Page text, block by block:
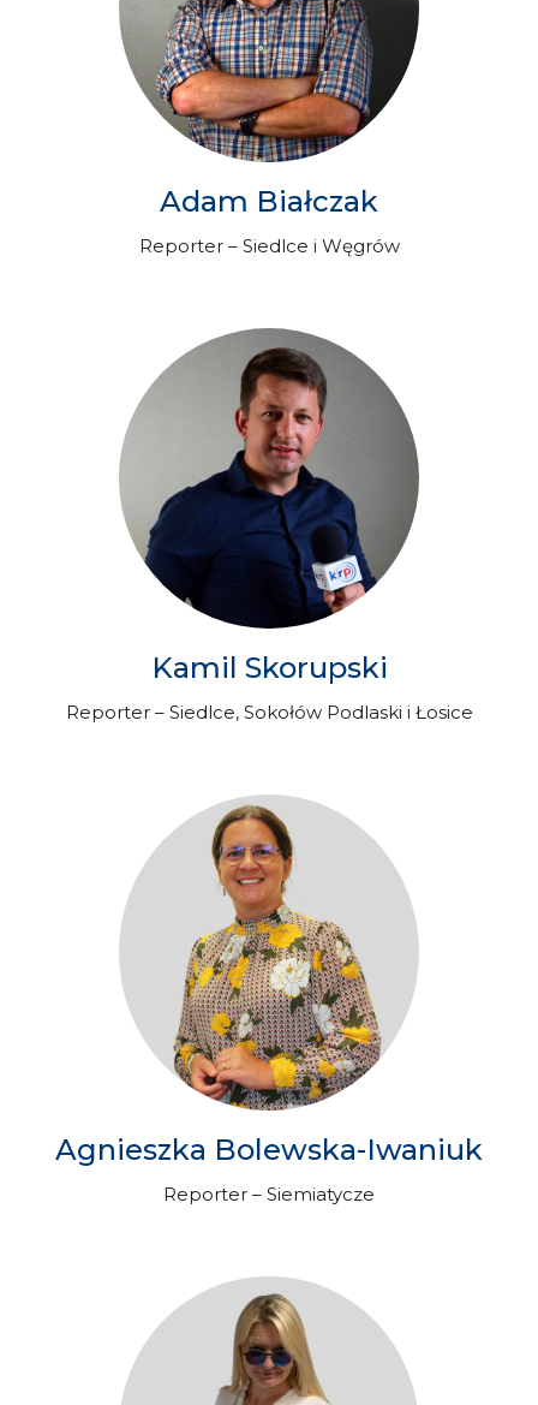
Adam Białczak
Reporter – Siedlce i Węgrów
Kamil Skorupski
Reporter – Siedlce, Sokołów Podlaski i Łosice
Agnieszka Bolewska-Iwaniuk
Reporter – Siemiatycze